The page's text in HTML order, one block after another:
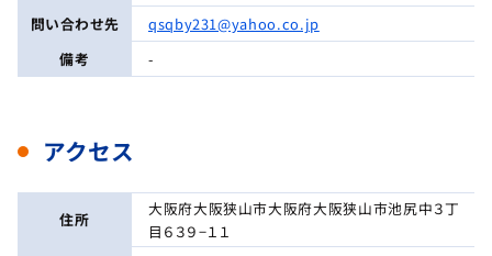
問い合わせ先
qsqby231@yahoo.co.jp
備考
-
アクセス
住所
大阪府大阪狭山市大阪府大阪狭山市池尻中３丁
目６３９−１１